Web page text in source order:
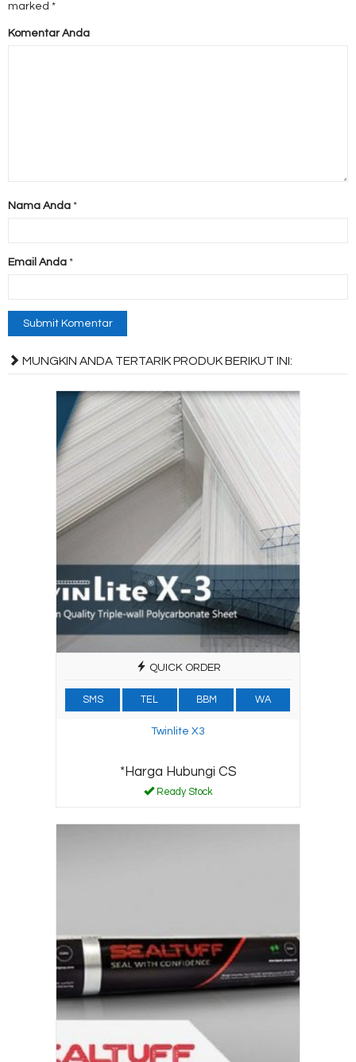
marked *
Komentar Anda
Nama Anda *
Email Anda *
MUNGKIN ANDA TERTARIK PRODUK BERIKUT INI:
QUICK ORDER
SMS TEL BBM WA
Twinlite X3
*Harga Hubungi CS
Ready Stock